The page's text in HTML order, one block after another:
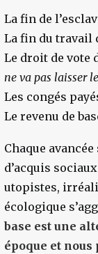
La fin de
La fin du travail
Le droit de vote
ne va pas laisser
Les congés
Le revenu de
Chaque
d’acquis
utopistes,
écologique
base est une
époque et